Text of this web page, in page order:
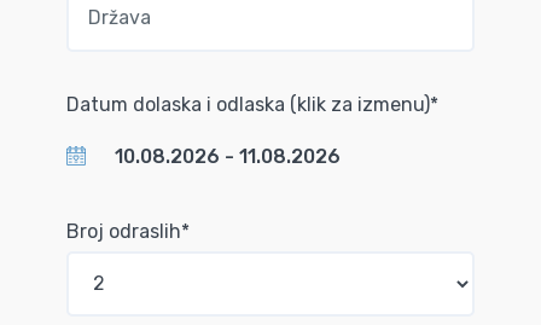
Datum dolaska i odlaska (klik za izmenu)*
Broj odraslih*